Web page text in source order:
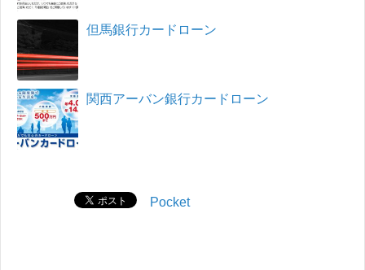
但馬銀行カードローン
関西アーバン銀行カードローン
Pocket